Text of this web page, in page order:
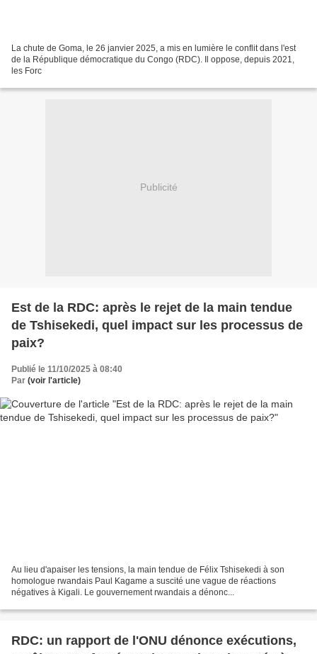
La chute de Goma, le 26 janvier 2025, a mis en lumière le conflit dans l'est
de la République démocratique du Congo (RDC). Il oppose, depuis 2021,
les Forc
Publicité
Est de la RDC: après le rejet de la main tendue
de Tshisekedi, quel impact sur les processus de
paix?
Publié le 11/10/2025 à 08:40
Par (voir l'article)
Au lieu d'apaiser les tensions, la main tendue de Félix Tshisekedi à son
homologue rwandais Paul Kagame a suscité une vague de réactions
négatives à Kigali. Le gouvernement rwandais a dénonc...
RDC: un rapport de l'ONU dénonce exécutions,